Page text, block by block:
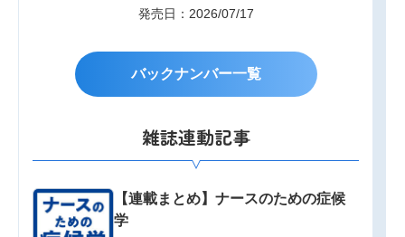
発売日：2026/07/17
バックナンバー一覧
雑誌連動記事
【連載まとめ】ナースのための症候
学